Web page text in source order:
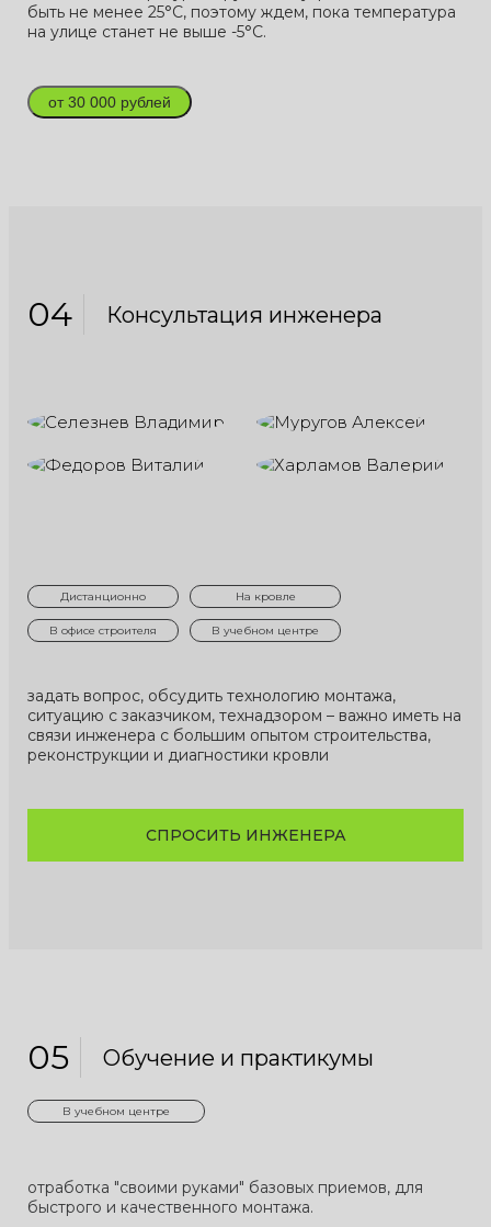
быть не менее 25°С, поэтому ждем, пока температура
на улице станет не выше -5°С.
от 30 000 рублей
04 Консультация инженера
задать вопрос, обсудить технологию монтажа,
ситуацию с заказчиком, технадзором – важно иметь на
связи инженера с большим опытом строительства,
реконструкции и диагностики кровли
Дистанционно На кровле
В офисе строителя В учебном центре
СПРОСИТЬ ИНЖЕНЕРА
05 Обучение и практикумы
В учебном центре
отработка "своими руками" базовых приемов, для
быстрого и качественного монтажа.